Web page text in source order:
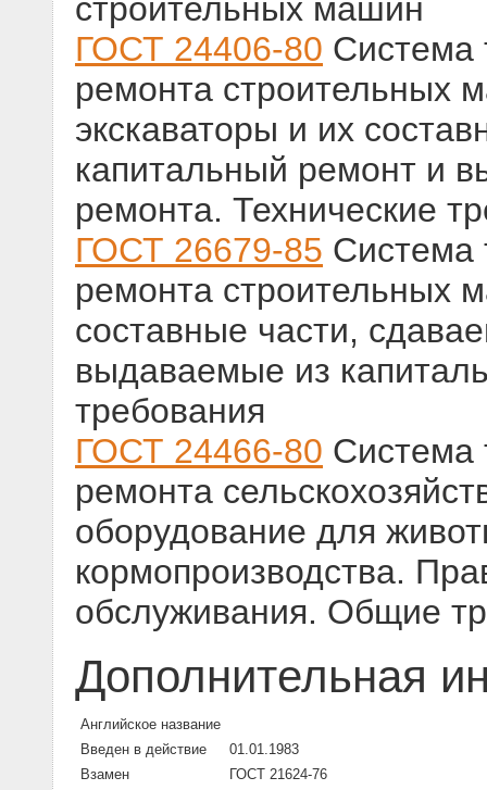
строительных машин
ГОСТ 24406-80 Система
ремонта строительных
экскаваторы и их
капитальный ремонт и
ремонта. Технические
ГОСТ 26679-85 Система
ремонта строительных
составные части,
выдаваемые из
требования
ГОСТ 24466-80 Система
ремонта
оборудование для
кормопроизводства.
обслуживания. Общие
Дополнительная
Английское название
Введен в действие
01.01.1983
Взамен
ГОСТ 21624-76